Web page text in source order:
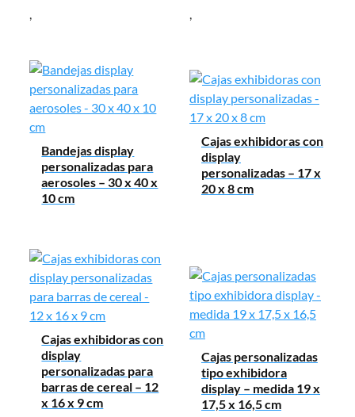
,
,
Bandejas display
personalizadas para
aerosoles – 30 x 40 x
10 cm
Cajas exhibidoras con
display
personalizadas – 17 x
20 x 8 cm
Cajas exhibidoras con
display
personalizadas para
barras de cereal – 12
x 16 x 9 cm
Cajas personalizadas
tipo exhibidora
display – medida 19 x
17,5 x 16,5 cm